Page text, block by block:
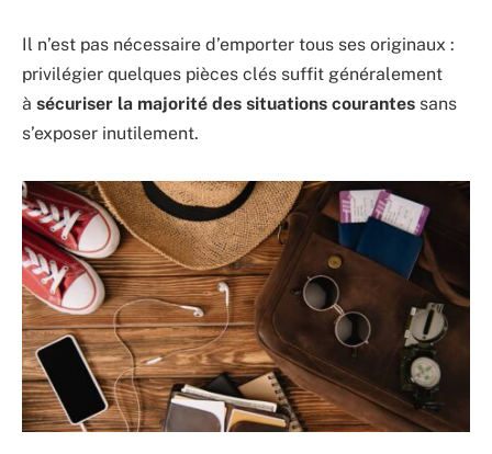
Il n’est pas nécessaire d’emporter tous ses originaux :
privilégier quelques pièces clés suffit généralement
à sécuriser la majorité des situations courantes sans
s’exposer inutilement.